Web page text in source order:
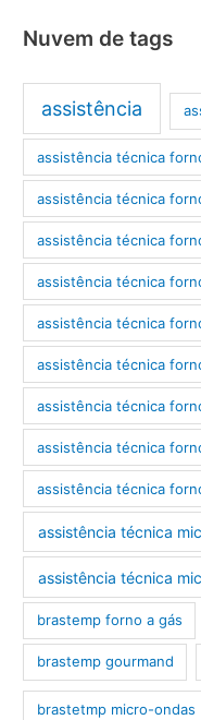
Nuvem de tags
assistência
assistência técnica
assistência técnica
assistência técnica
assistência técnica
assistência técnica
assistência técnica
assistência técnica
assistência técnica
assistência técnica
assistência técnica
assistência técnica
brastemp forno a gás
brastemp gourmand
brastetmp micro-ondas